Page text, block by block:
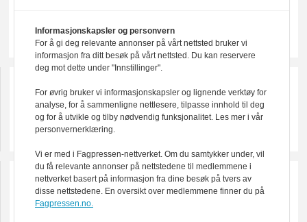
Informasjonskapsler og personvern
For å gi deg relevante annonser på vårt nettsted bruker vi
informasjon fra ditt besøk på vårt nettsted. Du kan reservere
deg mot dette under "Innstillinger".
For øvrig bruker vi informasjonskapsler og lignende verktøy for
analyse, for å sammenligne nettlesere, tilpasse innhold til deg
og for å utvikle og tilby nødvendig funksjonalitet. Les mer i vår
personvernerklæring.
Vi er med i Fagpressen-nettverket. Om du samtykker under, vil
du få relevante annonser på nettstedene til medlemmene i
nettverket basert på informasjon fra dine besøk på tvers av
disse nettstedene. En oversikt over medlemmene finner du på
Fagpressen.no.